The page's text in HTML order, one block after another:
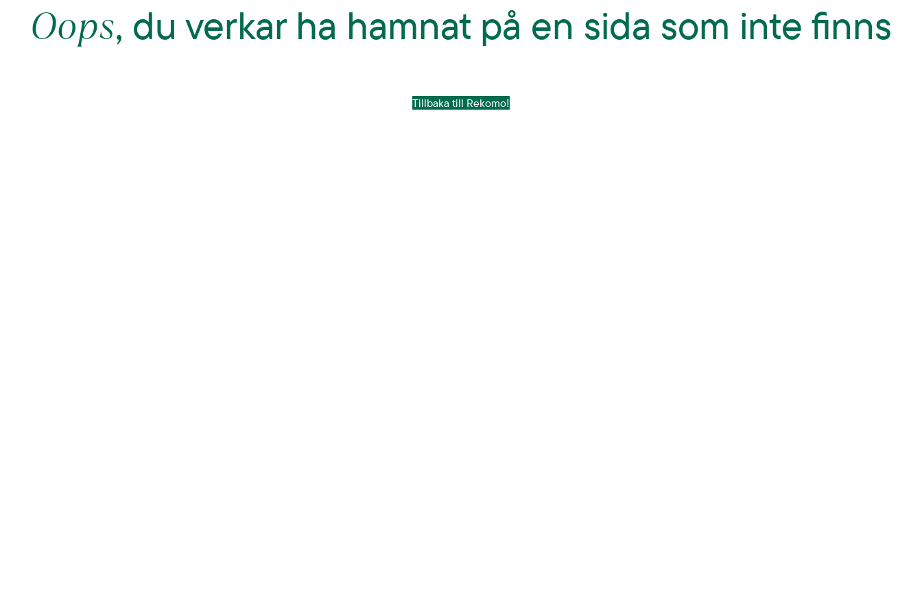
Oops, du verkar ha hamnat på en sida som inte finns
Tillbaka till Rekomo!